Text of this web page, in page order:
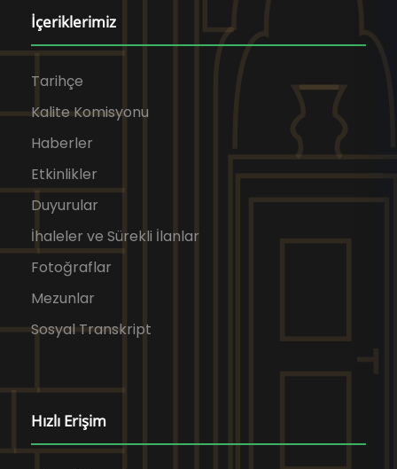
İçeriklerimiz
Tarihçe
Kalite Komisyonu
Haberler
Etkinlikler
Duyurular
İhaleler ve Sürekli İlanlar
Fotoğraflar
Mezunlar
Sosyal Transkript
Hızlı Erişim